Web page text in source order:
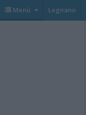
Menù Legnano